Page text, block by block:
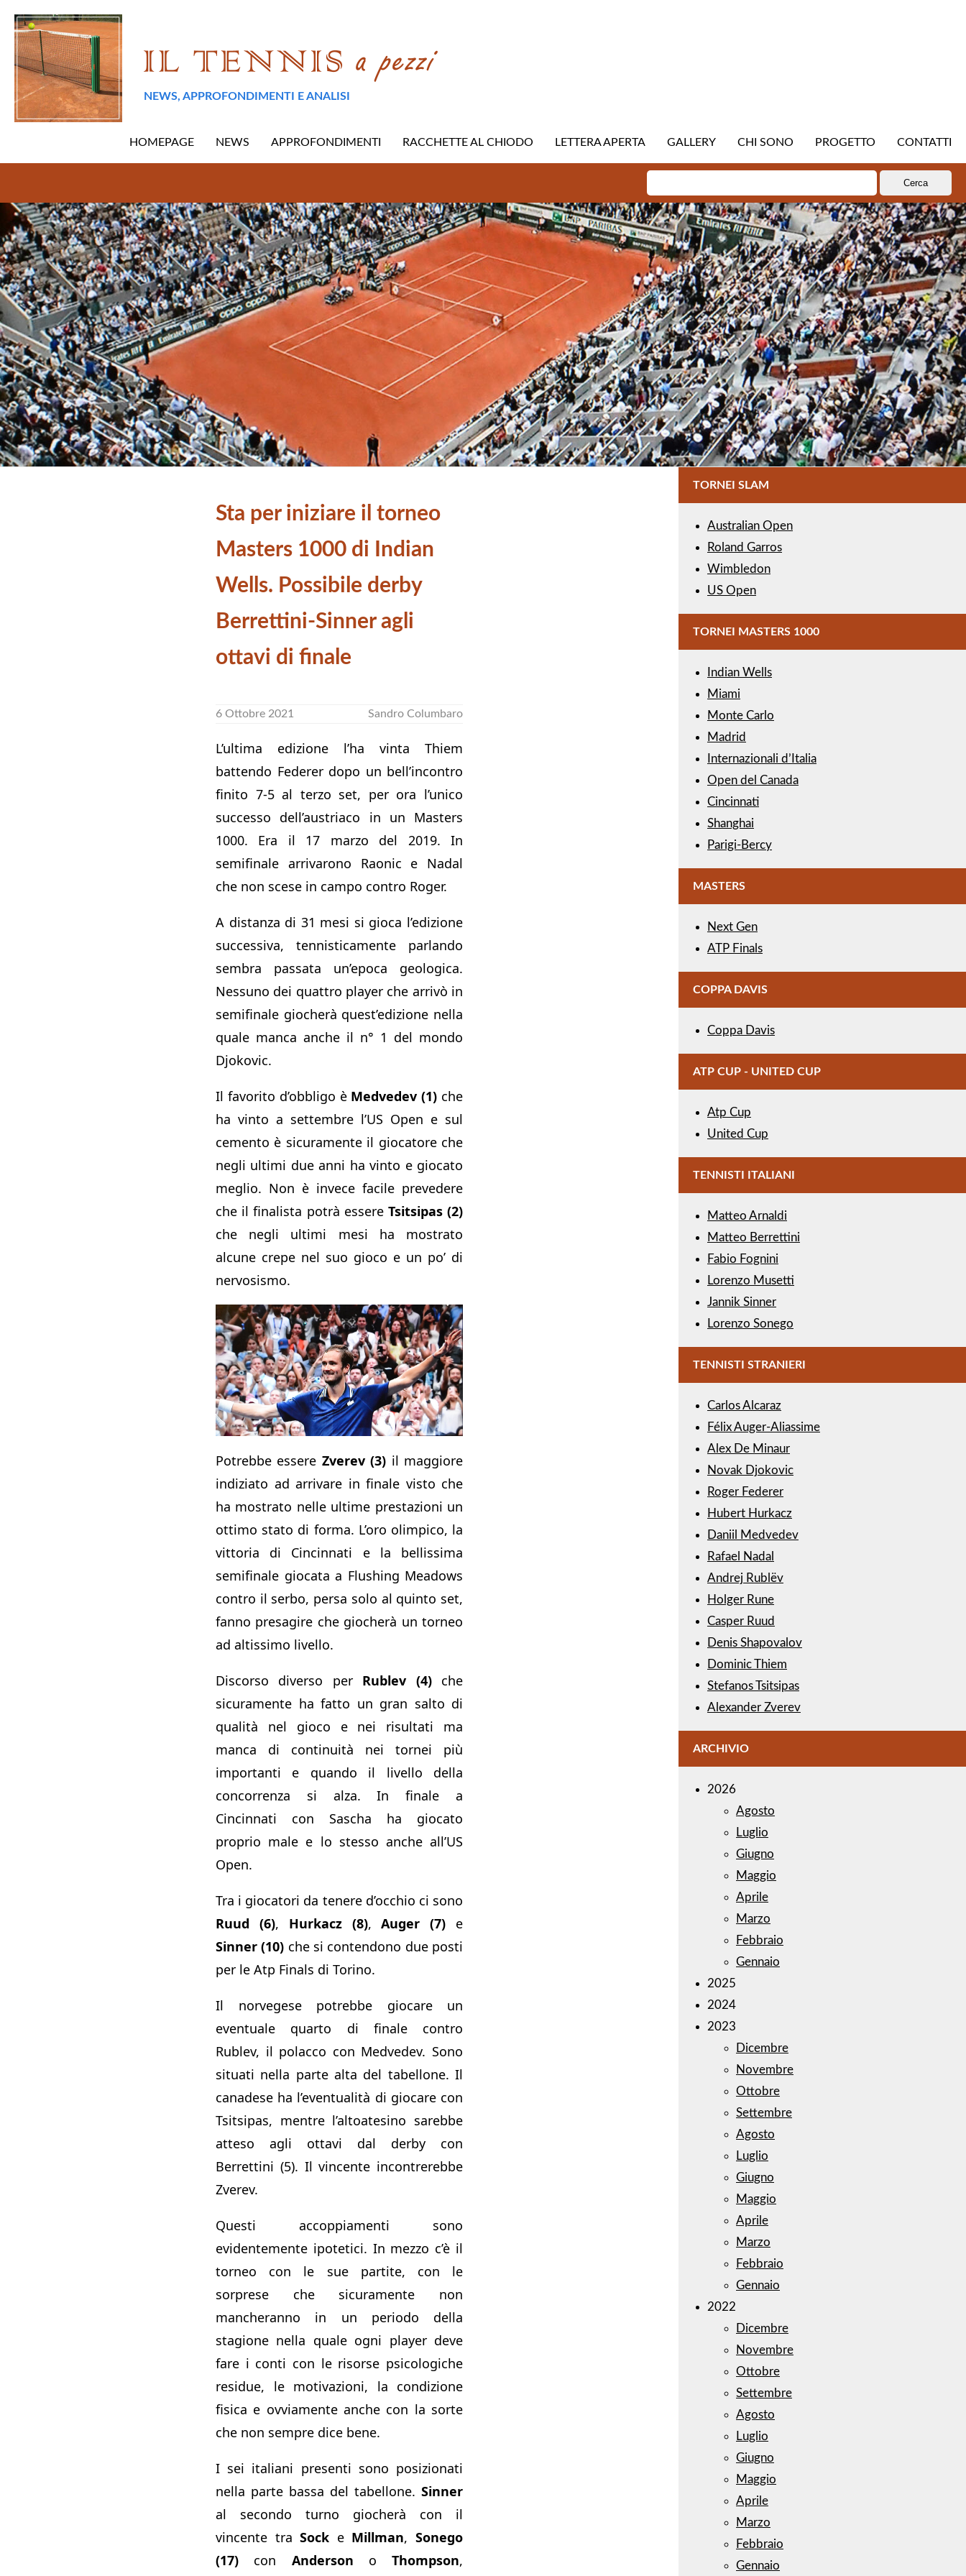
NEWS, APPROFONDIMENTI E ANALISI
HOMEPAGE NEWS APPROFONDIMENTI RACCHETTE AL CHIODO LETTERA APERTA GALLERY CHI SONO PROGETTO CONTATTI
per:
Sta per iniziare il torneo
Masters 1000 di Indian
Wells. Possibile derby
Berrettini-Sinner agli
ottavi di finale
6 Ottobre 2021 Sandro Columbaro
L’ultima edizione l’ha vinta Thiem
battendo Federer dopo un bell’incontro
finito 7-5 al terzo set, per ora l’unico
successo dell’austriaco in un Masters
1000. Era il 17 marzo del 2019. In
semifinale arrivarono Raonic e Nadal
che non scese in campo contro Roger.
A distanza di 31 mesi si gioca l’edizione
successiva, tennisticamente parlando
sembra passata un’epoca geologica.
Nessuno dei quattro player che arrivò in
semifinale giocherà quest’edizione nella
quale manca anche il n° 1 del mondo
Djokovic.
Il favorito d’obbligo è Medvedev (1) che
ha vinto a settembre l’US Open e sul
cemento è sicuramente il giocatore che
negli ultimi due anni ha vinto e giocato
meglio. Non è invece facile prevedere
che il finalista potrà essere Tsitsipas (2)
che negli ultimi mesi ha mostrato
alcune crepe nel suo gioco e un po’ di
nervosismo.
Potrebbe essere Zverev (3) il maggiore
indiziato ad arrivare in finale visto che
ha mostrato nelle ultime prestazioni un
ottimo stato di forma. L’oro olimpico, la
vittoria di Cincinnati e la bellissima
semifinale giocata a Flushing Meadows
contro il serbo, persa solo al quinto set,
fanno presagire che giocherà un torneo
ad altissimo livello.
Discorso diverso per Rublev (4)che
sicuramente ha fatto un gran salto di
qualità nel gioco e nei risultati ma
manca di continuità nei tornei più
importanti e quando il livello della
concorrenza si alza. In finale a
Cincinnati con Sascha ha giocato
proprio male e lo stesso anche all’US
Open.
Tra i giocatori da tenere d’occhio ci sono
Ruud (6), Hurkacz (8),Auger (7) e
Sinner (10) che si contendono due posti
per le Atp Finals di Torino.
Il norvegese potrebbe giocare un
eventuale quarto di finale contro
Rublev, il polacco con Medvedev. Sono
situati nella parte alta del tabellone. Il
canadese ha l’eventualità di giocare con
Tsitsipas, mentre l’altoatesino sarebbe
atteso agli ottavi dal derby con
Berrettini (5). Il vincente incontrerebbe
Zverev.
Questi accoppiamenti sono
evidentemente ipotetici. In mezzo c’è il
torneo con le sue partite, con le
sorprese che sicuramente non
mancheranno in un periodo della
stagione nella quale ogni player deve
fare i conti con le risorse psicologiche
residue, le motivazioni, la condizione
fisica e ovviamente anche con la sorte
che non sempre dice bene.
I sei italiani presenti sono posizionati
nella parte bassa del tabellone. Sinner
al secondo turno giocherà con il
vincente traSock e Millman,Sonego
(17) con Anderson o Thompson,
TORNEI SLAM
Australian Open
Roland Garros
Wimbledon
US Open
TORNEI MASTERS 1000
Indian Wells
Miami
Monte Carlo
Madrid
Internazionali d’Italia
Open del Canada
Cincinnati
Shanghai
Parigi-Bercy
MASTERS
Next Gen
ATP Finals
COPPA DAVIS
Coppa Davis
ATP CUP - UNITED CUP
Atp Cup
United Cup
TENNISTI ITALIANI
Matteo Arnaldi
Matteo Berrettini
Fabio Fognini
Lorenzo Musetti
Jannik Sinner
Lorenzo Sonego
TENNISTI STRANIERI
Carlos Alcaraz
Félix Auger-Aliassime
Alex De Minaur
Novak Djokovic
Roger Federer
Hubert Hurkacz
Daniil Medvedev
Rafael Nadal
Andrej Rublëv
Holger Rune
Casper Ruud
Denis Shapovalov
Dominic Thiem
Stefanos Tsitsipas
Alexander Zverev
ARCHIVIO
2026
Agosto
Luglio
Giugno
Maggio
Aprile
Marzo
Febbraio
Gennaio
2025
2024
2023
Dicembre
Novembre
Ottobre
Settembre
Agosto
Luglio
Giugno
Maggio
Aprile
Marzo
Febbraio
Gennaio
2022
Dicembre
Novembre
Ottobre
Settembre
Agosto
Luglio
Giugno
Maggio
Aprile
Marzo
Febbraio
Gennaio